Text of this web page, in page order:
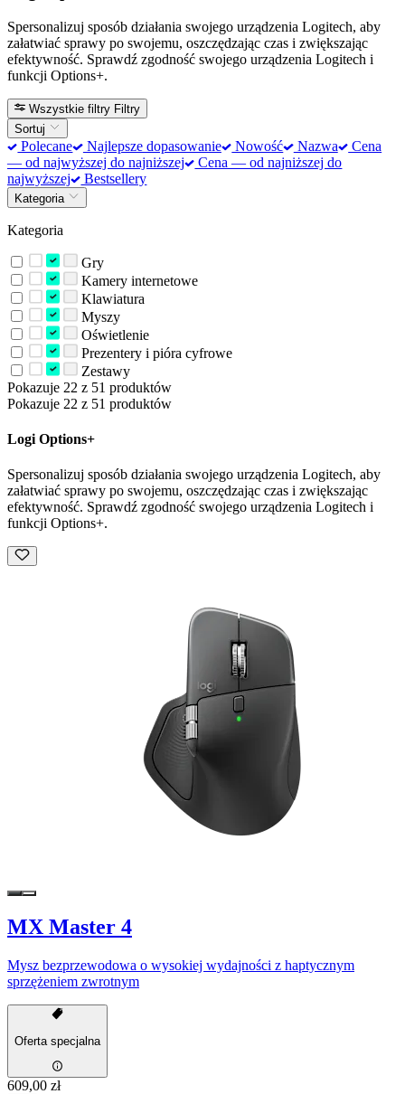
Spersonalizuj sposób działania swojego urządzenia Logitech, aby
załatwiać sprawy po swojemu, oszczędzając czas i zwiększając
efektywność. Sprawdź zgodność swojego urządzenia Logitech i
funkcji Options+.
Wszystkie filtry Filtry
Sortuj
Polecane Najlepsze dopasowanie Nowość Nazwa
Cena
— od najwyższej do najniższej
Cena — od najniższej do
najwyższej
Bestsellery
Kategoria
Kategoria
Gry
Kamery internetowe
Klawiatura
Myszy
Oświetlenie
Prezentery i pióra cyfrowe
Zestawy
Pokazuje 22 z 51 produktów
Pokazuje 22 z 51 produktów
Logi Options+
Spersonalizuj sposób działania swojego urządzenia Logitech, aby
załatwiać sprawy po swojemu, oszczędzając czas i zwiększając
efektywność. Sprawdź zgodność swojego urządzenia Logitech i
funkcji Options+.
MX Master 4
Mysz bezprzewodowa o wysokiej wydajności z haptycznym
sprzężeniem zwrotnym
Oferta specjalna
609,00 zł